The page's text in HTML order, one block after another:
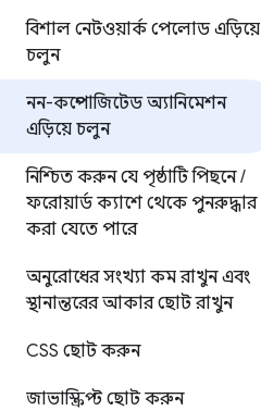
বিশাল নেটওয়ার্ক পেলোড এড়িয়ে
চলুন
নন-কম্পোজিটেড অ্যানিমেশন
এড়িয়ে চলুন
নিশ্চিত করুন যে পৃষ্ঠাটি পিছনে/
ফরোয়ার্ড ক্যাশে থেকে পুনরুদ্ধার
করা যেতে পারে
অনুরোধের সংখ্যা কম রাখুন এবং
স্থানান্তরের আকার ছোট রাখুন
CSS ছোট করুন
জাভাস্ক্রিপ্ট ছোট করুন